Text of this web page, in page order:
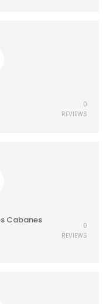
0
REVIEWS
Cabanes
0
REVIEWS